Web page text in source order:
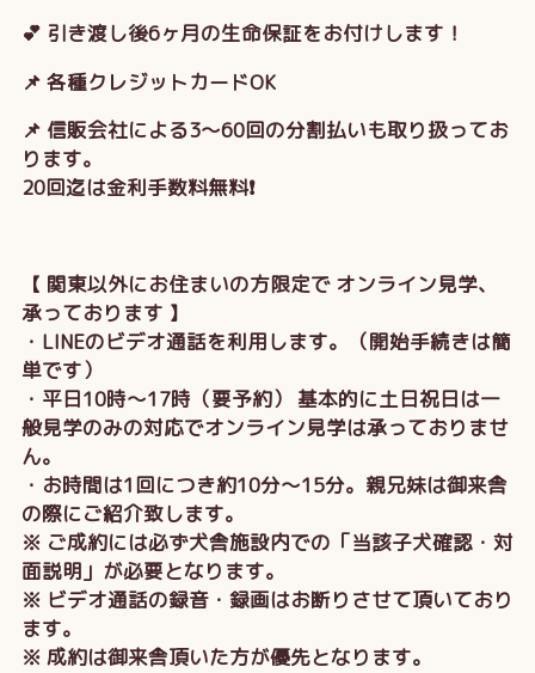
💕 引き渡し後6ヶ月の生命保証をお付けします！
📌 各種クレジットカードOK
📌 信販会社による3～60回の分割払いも取り扱ってお
ります。
20回迄は金利手数料無料❗
【 関東以外にお住まいの方限定で オンライン見学、
承っております 】
・LINEのビデオ通話を利用します。（開始手続きは簡
単です）
・平日10時～17時（要予約） 基本的に土日祝日は一
般見学のみの対応でオンライン見学は承っておりませ
ん。
・お時間は1回につき約10分～15分。親兄妹は御来舎
の際にご紹介致します。
※ ご成約には必ず犬舎施設内での「当該子犬確認・対
面説明」が必要となります。
※ ビデオ通話の録音・録画はお断りさせて頂いており
ます。
※ 成約は御来舎頂いた方が優先となります。